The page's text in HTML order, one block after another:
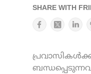
SHARE WITH